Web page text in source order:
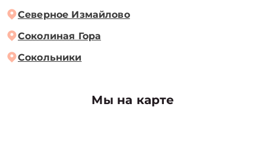
Северное Измайлово
Соколиная Гора
Сокольники
Мы на карте